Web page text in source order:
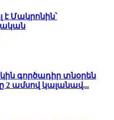
Մակրոնին՝
գործադիր տնօրեն
2 ամսով կալանավ...